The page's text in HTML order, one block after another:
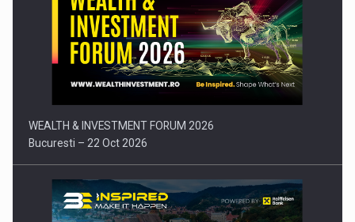
Comunicat de presa: Joburile part-time reincep sa intre pe…
WEALTH & INVESTMENT FORUM 2026
Bucuresti – 22 Oct 2026